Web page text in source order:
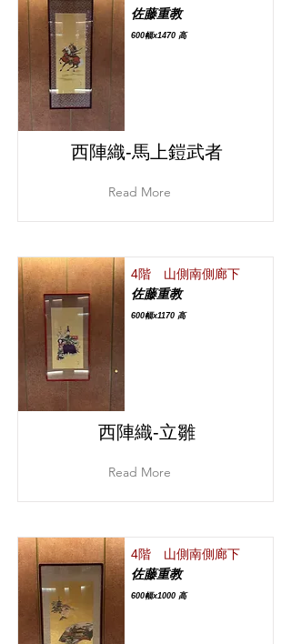
佐藤重教
600幅x1470 高
西陣織‐馬上鎧武者
Read More
4階 山側南側廊下
佐藤重教
600幅x1170 高
西陣織‐立雛
Read More
4階 山側南側廊下
佐藤重教
600幅x1000 高